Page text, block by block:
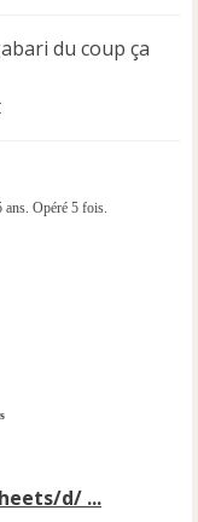
du coup ça
ans. Opéré 5 fois.
d/ ...